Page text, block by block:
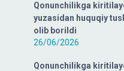
Qonunchilikga
yuzasidan huquqiy
olib borildi
26/06/2026
Qonunchilikga